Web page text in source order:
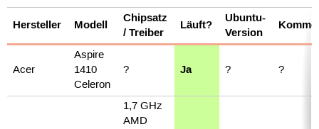
Hersteller Modell
Chipsatz
/ Treiber
Läuft?
Ubuntu-
Version
Acer
Aspire
1410
Celeron
? Ja ? ?
1,7 GHz
AMD